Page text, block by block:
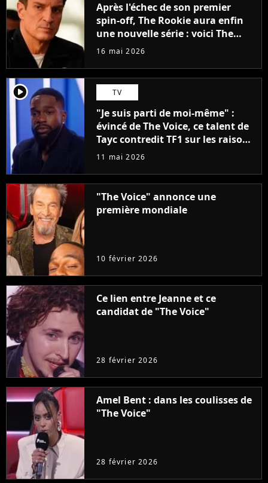
Après l'échec de son premier
spin-off, The Rookie aura enfin
une nouvelle série : voici The
Rookie : North
16 mai 2026
player2 TV
"Je suis parti de moi-même" :
évincé de The Voice, ce talent de
Tayc contredit TF1 sur les raisons
de son élimination
11 mai 2026
"The Voice" annonce une
première mondiale
10 février 2026
Ce lien entre Jeanne et ce
candidat de "The Voice"
28 février 2026
Amel Bent : dans les coulisses de
"The Voice"
28 février 2026